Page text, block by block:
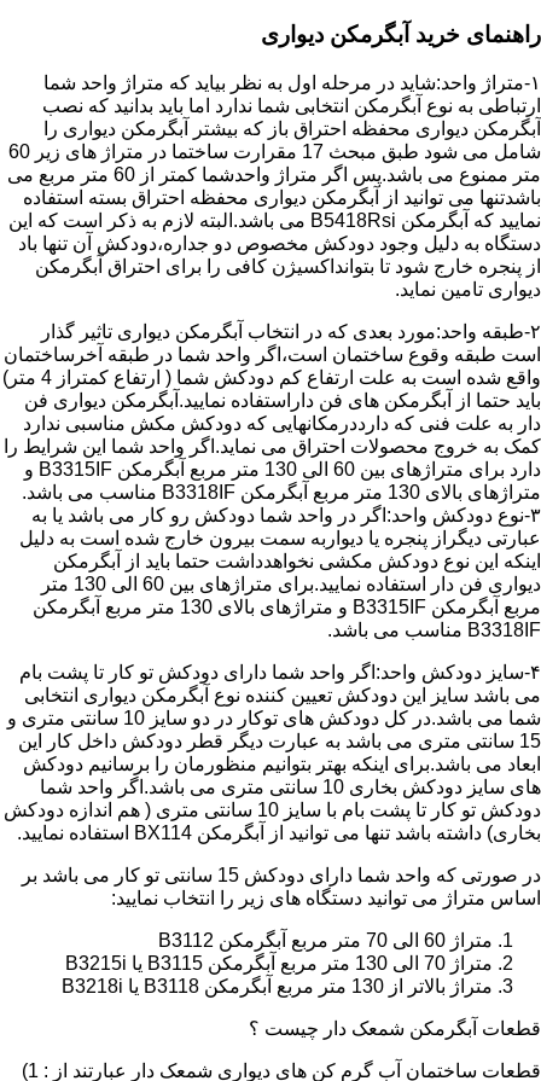
راهنمای خرید آبگرمکن دیواری
۱-متراژ واحد:شاید در مرحله اول به نظر بیاید که متراژ واحد شما
ارتباطی به نوع آبگرمکن انتخابی شما ندارد اما باید بدانید که نصب
آبگرمکن دیواری محفظه احتراق باز که بیشتر آبگرمکن دیواری را
شامل می شود طبق مبحث 17 مقرارت ساختما در متراژ های زیر 60
متر ممنوع می باشد.پس اگر متراژ واحدشما کمتر از 60 متر مربع می
باشدتنها می توانید از آبگرمکن دیواری محفظه احتراق بسته استفاده
نمایید که آبگرمکن B5418Rsi می باشد.البته لازم به ذکر است که این
دستگاه به دلیل وجود دودکش مخصوص دو جداره،دودکش آن تنها باد
از پنجره خارج شود تا بتوانداکسیژن کافی را برای احتراق آبگرمکن
دیواری تامین نماید.
۲-طبقه واحد:مورد بعدی که در انتخاب آبگرمکن دیواری تاثیر گذار
است طبقه وقوع ساختمان است،اگر واحد شما در طبقه آخرساختمان
واقع شده است به علت ارتفاع کم دودکش شما ( ارتفاع کمتراز 4 متر)
باید حتما از آبگرمکن های فن داراستفاده نمایید.آبگرمکن دیواری فن
دار به علت فنی که دارددرمکانهایی که دودکش مکش مناسبی ندارد
کمک به خروج محصولات احتراق می نماید.اگر واحد شما این شرایط را
دارد برای متراژهای بین 60 الی 130 متر مربع آبگرمکن B3315IF و
متراژهای بالای 130 متر مربع آبگرمکن B3318IF مناسب می باشد.
۳-نوع دودکش واحد:اگر در واحد شما دودکش رو کار می باشد یا به
عبارتی دیگراز پنجره یا دیواربه سمت بیرون خارج شده است به دلیل
اینکه این نوع دودکش مکشی نخواهدداشت حتما باید از آبگرمکن
دیواری فن دار استفاده نمایید.برای متراژهای بین 60 الی 130 متر
مربع آبگرمکن B3315IF و متراژهای بالای 130 متر مربع آبگرمکن
B3318IF مناسب می باشد.
۴-سایز دودکش واحد:اگر واحد شما دارای دودکش تو کار تا پشت بام
می باشد سایز این دودکش تعیین کننده نوع آبگرمکن دیواری انتخابی
شما می باشد.در کل دودکش های توکار در دو سایز 10 سانتی متری و
15 سانتی متری می باشد به عبارت دیگر قطر دودکش داخل کار این
ابعاد می باشد.برای اینکه بهتر بتوانیم منظورمان را برسانیم دودکش
های سایز دودکش بخاری 10 سانتی متری می باشد.اگر واحد شما
دودکش تو کار تا پشت بام با سایز 10 سانتی متری ( هم اندازه دودکش
بخاری) داشته باشد تنها می توانید از آبگرمکن BX114 استفاده نمایید.
در صورتی که واحد شما دارای دودکش 15 سانتی تو کار می باشد بر
اساس متراژ می توانید دستگاه های زیر را انتخاب نمایید:
متراژ 60 الی 70 متر مربع آبگرمکن B3112
متراژ 70 الی 130 متر مربع آبگرمکن B3115 یا B3215i
متراژ بالاتر از 130 متر مربع آبگرمکن B3118 یا B3218i
قطعات آبگرمکن شمعک دار چیست ؟
قطعات ساختمان آب گرم کن های دیواری شمعک دار عبارتند از : 1)